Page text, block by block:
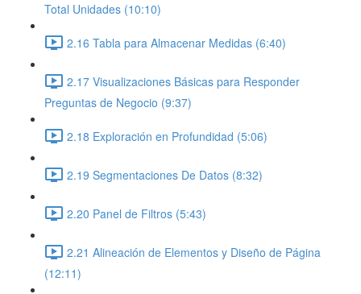
Total Unidades (10:10)
2.16 Tabla para Almacenar Medidas (6:40)
2.17 Visualizaciones Básicas para Responder
Preguntas de Negocio (9:37)
2.18 Exploración en Profundidad (5:06)
2.19 Segmentaciones De Datos (8:32)
2.20 Panel de Filtros (5:43)
2.21 Alineación de Elementos y Diseño de Página
(12:11)